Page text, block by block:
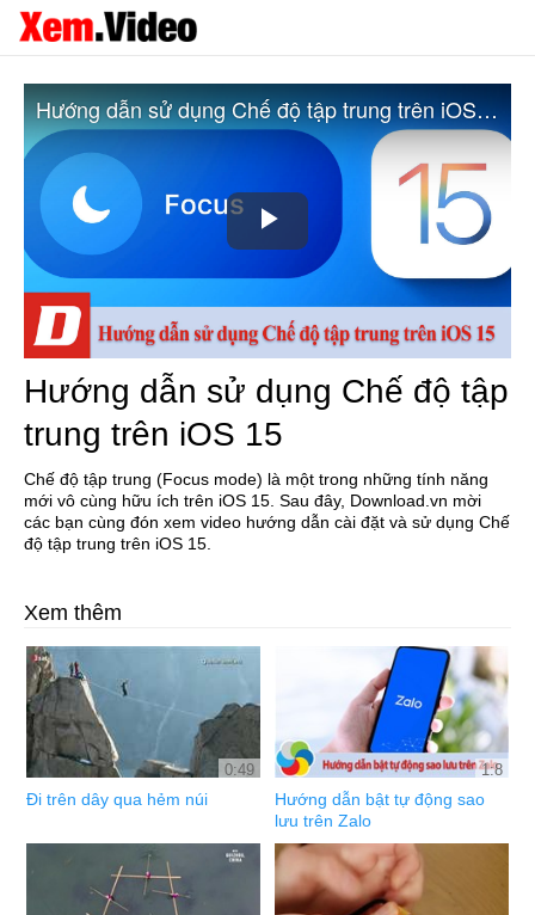
Play
Video
Hướng dẫn sử dụng Chế độ tập trung trên iOS 15
Hướng dẫn sử dụng Chế độ tập
trung trên iOS 15
Chế độ tập trung (Focus mode) là một trong những tính năng
mới vô cùng hữu ích trên iOS 15. Sau đây, Download.vn mời
các bạn cùng đón xem video hướng dẫn cài đặt và sử dụng Chế
độ tập trung trên iOS 15.
Xem thêm
0:49
Đi trên dây qua hẻm núi
1:8
Hướng dẫn bật tự động sao
lưu trên Zalo